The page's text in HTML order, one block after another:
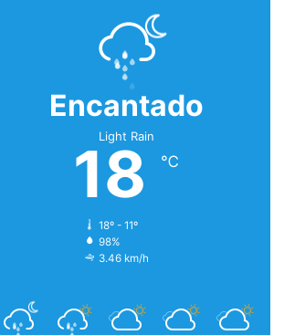
Encantado
Light Rain
18 ℃
18º - 11º
98%
3.46 km/h